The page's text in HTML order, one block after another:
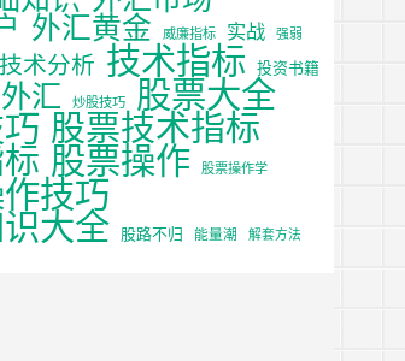
外汇黄金 威廉指标 实战 强弱
技术分析 技术指标 投资书籍
汇 炒股技巧 股票大全
股票技术指标
股票操作 股票操作学
技巧
大全 股路不归 能量潮
解套方法